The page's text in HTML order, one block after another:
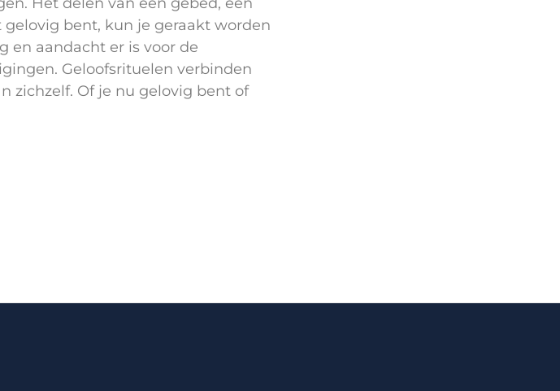
bent, kun je geraakt worden
en aandacht er is voor de
Geloofsrituelen verbinden
zichzelf. Of je nu gelovig bent of